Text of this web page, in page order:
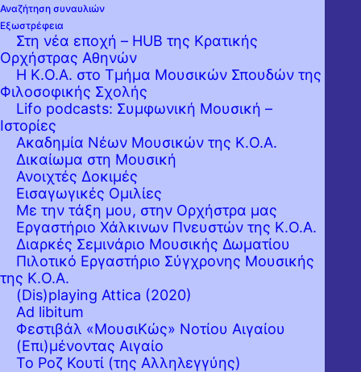
Αναζήτηση συναυλιών
Εξωστρέφεια
Στη νέα εποχή – HUB της Κρατικής
Ορχήστρας Αθηνών
Η Κ.Ο.Α. στο Τμήμα Μουσικών Σπουδών της
Φιλοσοφικής Σχολής
Lifo podcasts: Συμφωνική Μουσική –
Ιστορίες
Ακαδημία Νέων Μουσικών της Κ.Ο.Α.
Δικαίωμα στη Μουσική
Ανοιχτές Δοκιμές
Εισαγωγικές Ομιλίες
Με την τάξη μου, στην Ορχήστρα μας
Εργαστήριo Χάλκινων Πνευστών της Κ.Ο.Α.
Διαρκές Σεμινάριο Μουσικής Δωματίου
Πιλοτικό Εργαστήριο Σύγχρονης Μουσικής
της Κ.Ο.Α.
(Dis)playing Attica (2020)
Ad libitum
Φεστιβάλ «ΜουσιΚώς» Νοτίου Αιγαίου
(Επι)μένοντας Αιγαίο
Το Ροζ Κουτί (της Αλληλεγγύης)
Μια πολιτιστική σύμπραξη για το
Προσφυγικό του Ιδρύματος Fluxum, του Flux
Laboratory και της Κρατικής Ορχήστρας
Αθηνών.
24 Νοεμβρίου 2016: Κέντρο Υποδοχής
Προσφύγων Λαυρίου, Τεχνολογικό
Πολιτιστικό Πάρκο Λαυρίου
27 Νοεμβρίου 2016: Μέγαρο Μουσικής
Αθηνών